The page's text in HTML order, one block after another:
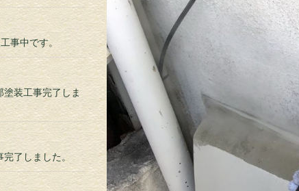
事中です。
装工事完了しま
了しました。